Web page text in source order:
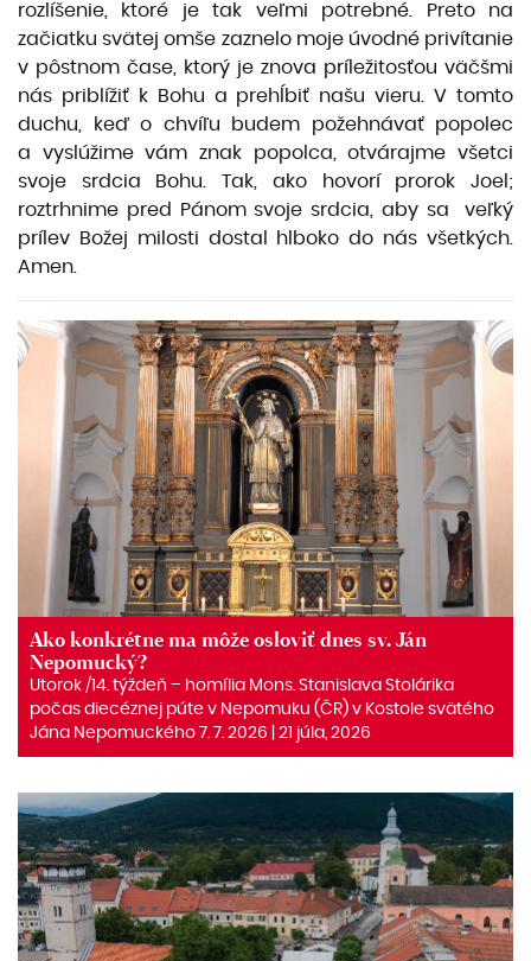
rozlíšenie, ktoré je tak veľmi potrebné. Preto na
začiatku svätej omše zaznelo moje úvodné privítanie
v pôstnom čase, ktorý je znova príležitosťou väčšmi
nás priblížiť k Bohu a prehĺbiť našu vieru. V tomto
duchu, keď o chvíľu budem požehnávať popolec
a vyslúžime vám znak popolca, otvárajme všetci
svoje srdcia Bohu. Tak, ako hovorí prorok Joel;
roztrhnime pred Pánom svoje srdcia, aby sa veľký
prílev Božej milosti dostal hlboko do nás všetkých.
Amen.
Ako konkrétne ma môže osloviť dnes sv. Ján
Nepomucký?
Utorok /14. týždeň – homília Mons. Stanislava Stolárika
počas diecéznej púte v Nepomuku (ČR) v Kostole svätého
Jána Nepomuckého 7. 7. 2026 | 21 júla, 2026